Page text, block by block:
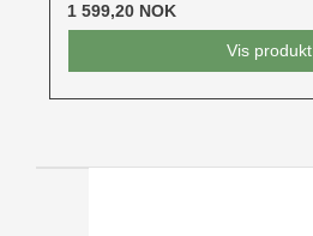
1 599,20 NOK
Vis produkt